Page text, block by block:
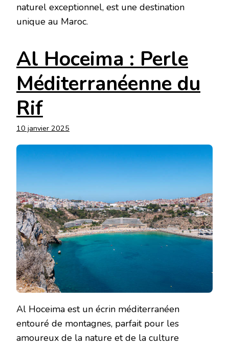
naturel exceptionnel, est une destination
unique au Maroc.
Al Hoceima : Perle
Méditerranéenne du
Rif
10 janvier 2025
Al Hoceima est un écrin méditerranéen
entouré de montagnes, parfait pour les
amoureux de la nature et de la culture